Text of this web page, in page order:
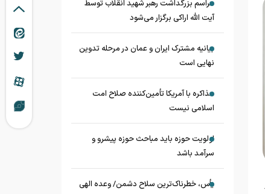
مراسم بزرگداشت رهبر شهید انقلاب توسط
آیت الله اراکی برگزار می‌شود
بیانیه مشترک ایران و عمان در مرحله تدوین
نهایی است
مذاکره با آمریکا تأمین‌کننده صلاح امت
اسلامی نیست
اولویت حوزه باید مباحث حوزه پیشرو و
سرآمد باشد
یأس، خطرناک‌ترین سلاح دشمن/ وعده الهی